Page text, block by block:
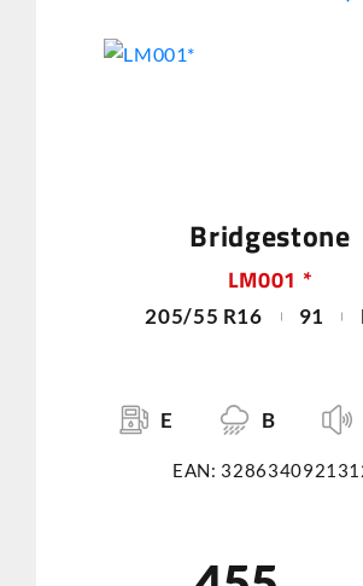
Bridgestone
LM001 *
205/55 R16 91
E B
EAN: